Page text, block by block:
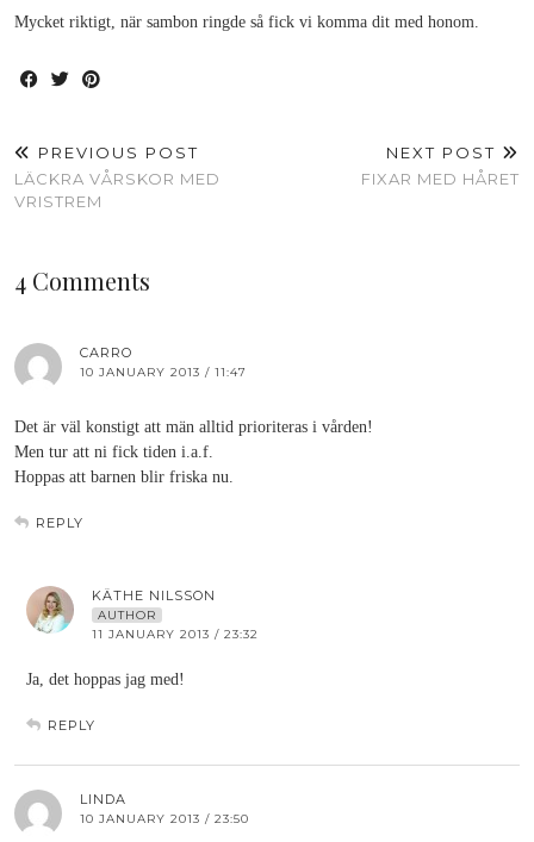
Mycket riktigt, när sambon ringde så fick vi komma dit med honom.
PREVIOUS POST
LÄCKRA VÅRSKOR MED
VRISTREM
NEXT POST
FIXAR MED HÅRET
4 Comments
CARRO
10 JANUARY 2013 / 11:47
Det är väl konstigt att män alltid prioriteras i vården!
Men tur att ni fick tiden i.a.f.
Hoppas att barnen blir friska nu.
REPLY
KÄTHE NILSSON
AUTHOR
11 JANUARY 2013 / 23:32
Ja, det hoppas jag med!
REPLY
LINDA
10 JANUARY 2013 / 23:50